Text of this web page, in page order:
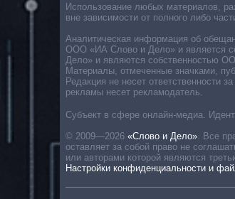
Субъект в сфере онлайн-медиа.
© 2009—2026 «Слово и Дело» Все
оставляет за собой право не
или авторами которой являются
Настройки конфиденциальности и
Использование любых материалов,
вне зависимости от полного либо
Аналитическая информация об
ООО «ИА Слово и Дело» и является
Дело» и являются собственностью
Материалы, отмеченные значками,
Редакция не несет ответственности
рекламы несет рекламодатель.